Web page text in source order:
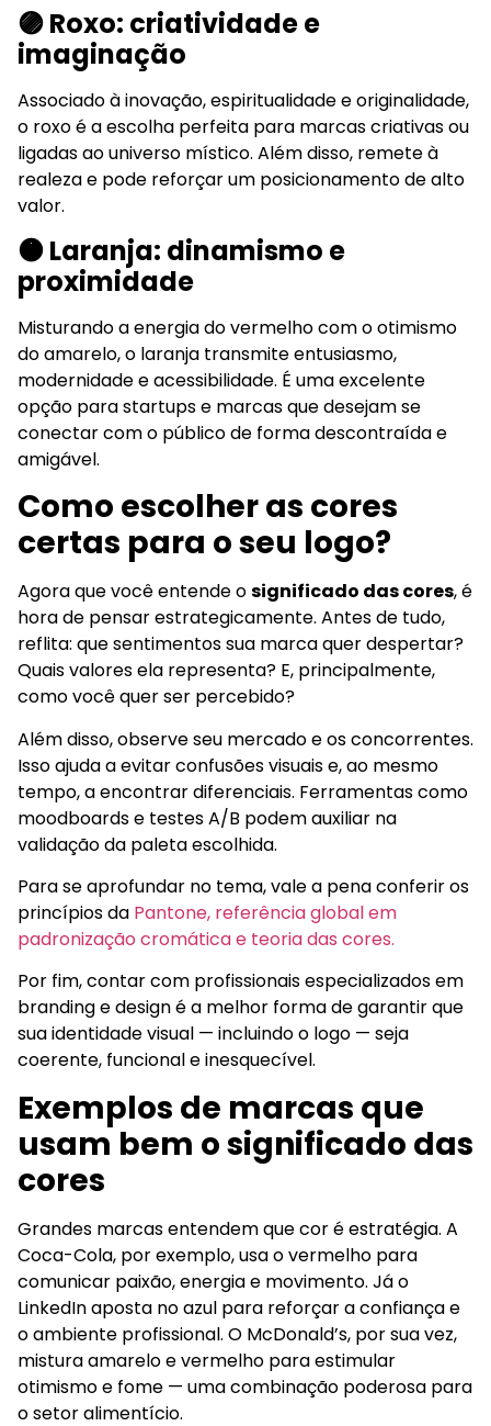
🟣 Roxo: criatividade e
imaginação
Associado à inovação, espiritualidade e originalidade,
o roxo é a escolha perfeita para marcas criativas ou
ligadas ao universo místico. Além disso, remete à
realeza e pode reforçar um posicionamento de alto
valor.
🟠 Laranja: dinamismo e
proximidade
Misturando a energia do vermelho com o otimismo
do amarelo, o laranja transmite entusiasmo,
modernidade e acessibilidade. É uma excelente
opção para startups e marcas que desejam se
conectar com o público de forma descontraída e
amigável.
Como escolher as cores
certas para o seu logo?
Agora que você entende osignificado das cores, é
hora de pensar estrategicamente. Antes de tudo,
reflita: que sentimentos sua marca quer despertar?
Quais valores ela representa? E, principalmente,
como você quer ser percebido?
Além disso, observe seu mercado e os concorrentes.
Isso ajuda a evitar confusões visuais e, ao mesmo
tempo, a encontrar diferenciais. Ferramentas como
moodboards e testes A/B podem auxiliar na
validação da paleta escolhida.
Para se aprofundar no tema, vale a pena conferir os
princípios da Pantone, referência global em
padronização cromática e teoria das cores.
Por fim, contar com profissionais especializados em
branding e design é a melhor forma de garantir que
sua identidade visual — incluindo o logo — seja
coerente, funcional e inesquecível.
Exemplos de marcas que
usam bem o significado das
cores
Grandes marcas entendem que cor é estratégia. A
Coca-Cola, por exemplo, usa o vermelho para
comunicar paixão, energia e movimento. Já o
LinkedIn aposta no azul para reforçar a confiança e
o ambiente profissional. O McDonald’s, por sua vez,
mistura amarelo e vermelho para estimular
otimismo e fome — uma combinação poderosa para
o setor alimentício.